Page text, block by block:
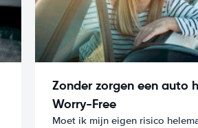
Zonder zorgen een auto
Worry-Free
Moet ik mijn eigen risico